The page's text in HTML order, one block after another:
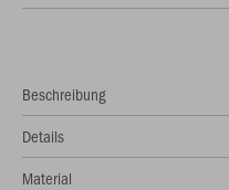
Beschreibung
Details
Material